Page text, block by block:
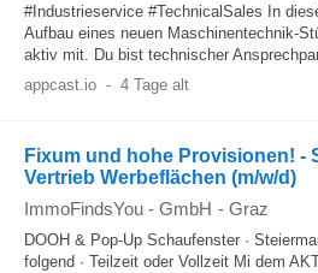
#Industrieservice #TechnicalSales In
Aufbau eines neuen Maschinentechnik-
aktiv mit. Du bist technischer
appcast.io - 4 Tage alt
Fixum und hohe Provisionen! -
Vertrieb Werbeflächen (m/w/d)
ImmoFindsYou - GmbH - Graz
DOOH & Pop-Up Schaufenster ·
folgend · Teilzeit oder Vollzeit Mi dem